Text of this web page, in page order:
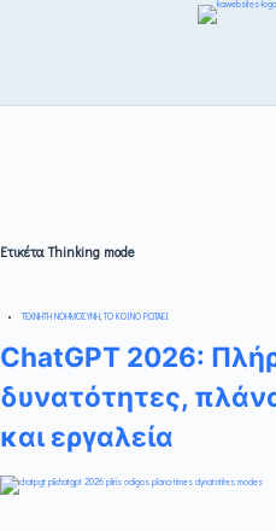
ΕτικέταThinking mode
ΤΕΧΝΗΤΗ ΝΟΗΜΟΣΥΝΗ,ΤΟ ΚΟΙΝΟ ΡΩΤΑΕΙ
ChatGPT 2026:
δυνατότητες,
και εργαλεία